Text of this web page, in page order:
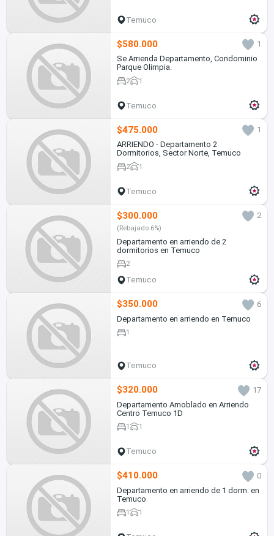
Temuco
$580.000
1
Se Arrienda Departamento, Condominio
Parque Olimpia.
2 1
Temuco
$475.000
1
ARRIENDO - Departamento 2
Dormitorios, Sector Norte, Temuco
2 1
Temuco
$300.000 2
(Rebajado 6%)
Departamento en arriendo de 2
dormitorios en Temuco
2
Temuco
$350.000
6
Departamento en arriendo en Temuco
1
Temuco
$320.000
17
Departamento Amoblado en Arriendo
Centro Temuco 1D
1 1
Temuco
$410.000
0
Departamento en arriendo de 1 dorm. en
Temuco
1 1